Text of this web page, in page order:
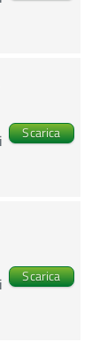
Scarica
Scarica